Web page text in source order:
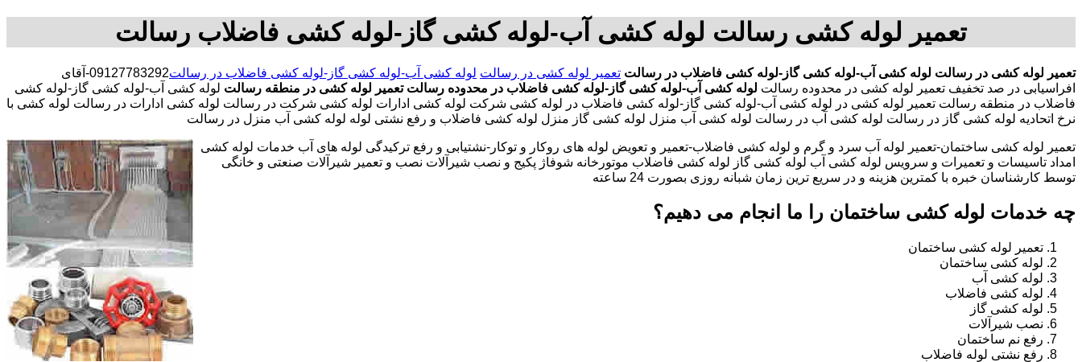
تعمیر لوله کشی رسالت لوله کشی آب-لوله کشی گاز-لوله کشی فاضلاب رسالت
تعمیر لوله کشی در رسالت لوله کشی آب-لوله کشی گاز-لوله کشی فاضلاب در رسالت تعمیر لوله کشی در رسالت لوله کشی آب-لوله کشی گاز-لوله کشی فاضلاب در رسالت
09127783292-آقای
افراسیابی در صد تخفیف تعمیر لوله کشی در محدوده رسالت لوله کشی آب-لوله کشی گاز-لوله کشی فاضلاب در محدوده رسالت تعمیر لوله کشی در منطقه رسالت لوله کشی آب-لوله کشی گاز-لوله کشی
فاضلاب در منطقه رسالت تعمیر لوله کشی در لوله کشی آب-لوله کشی گاز-لوله کشی فاضلاب در لوله کشی شرکت لوله کشی ادارات لوله کشی شرکت در رسالت لوله کشی ادارات در رسالت لوله کشی با
نرخ اتحادیه لوله کشی گاز در رسالت لوله کشی آب در رسالت لوله کشی آب منزل لوله کشی گاز منزل لوله کشی فاضلاب و رفع نشتی لوله لوله کشی آب منزل در رسالت
تعمیر لوله کشی ساختمان-تعمیر لوله آب سرد و گرم و لوله کشی فاضلاب-تعمیر و تعویض لوله های روکار و توکار-نشتیابی و رفع ترکیدگی لوله های آب خدمات لوله کشی
امداد تاسیسات و تعمیرات و سرویس لوله کشی آب لوله کشی گاز لوله کشی فاضلاب موتورخانه شوفاژ پکیج و نصب شیرآلات نصب و تعمیر شیرآلات صنعتی و خانگی
توسط کارشناسان خبره با کمترین هزینه و در سریع ترین زمان شبانه روزی بصورت 24 ساعته
چه خدمات لوله کشی ساختمان را ما انجام می دهیم؟
تعمیر لوله کشی ساختمان
لوله کشی ساختمان
لوله کشی آب
لوله کشی فاضلاب
لوله کشی گاز
نصب شیرآلات
رفع نم ساختمان
رفع نشتی لوله فاضلاب